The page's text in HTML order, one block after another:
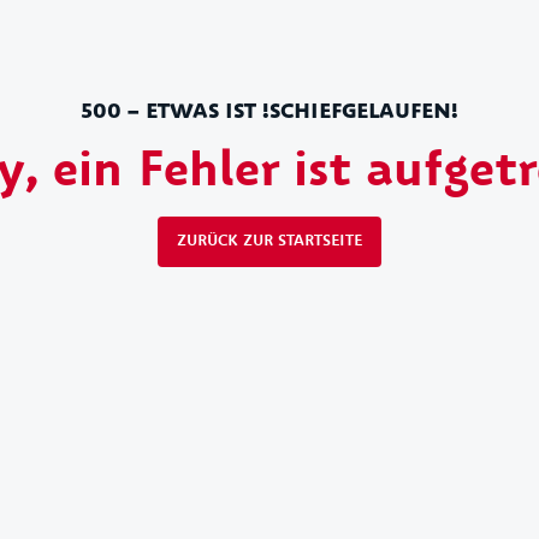
500 – ETWAS IST !SCHIEFGELAUFEN!
ein Fehler ist
ZURÜCK ZUR STARTSEITE